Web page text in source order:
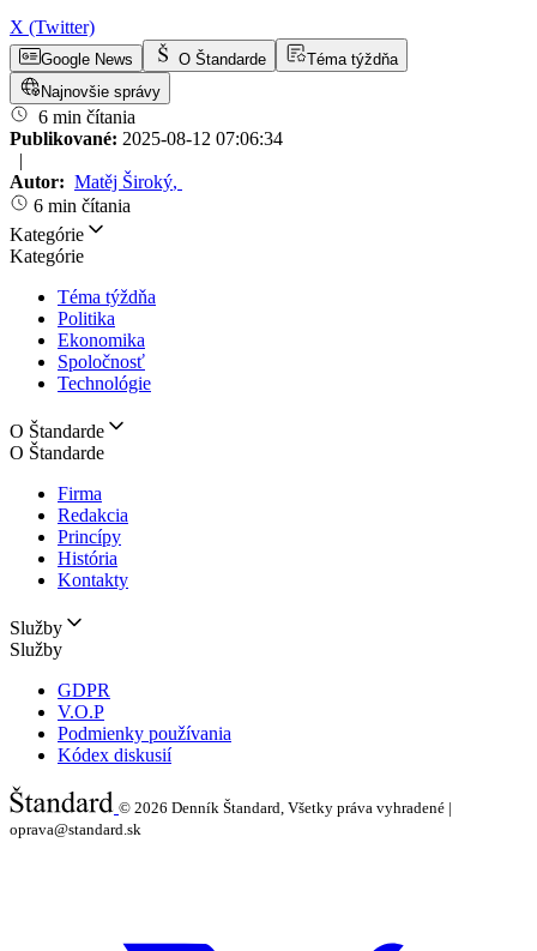
X (Twitter)
Google News O Štandarde
Téma týždňa
Najnovšie správy
6 min čítania
Publikované: 2025-08-12 07:06:34
|
Autor: Matěj Široký,
6 min čítania
Kategórie
Kategórie
Téma týždňa
Politika
Ekonomika
Spoločnosť
Technológie
O Štandarde
O Štandarde
Firma
Redakcia
Princípy
História
Kontakty
Služby
Služby
GDPR
V.O.P
Podmienky používania
Kódex diskusií
© 2026 Denník Štandard, Všetky práva vyhradené |
oprava@standard.sk